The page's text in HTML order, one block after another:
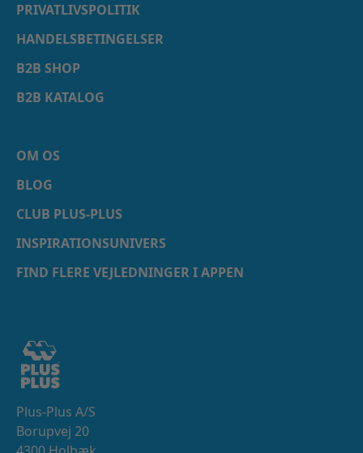
Plus-Plus A/S
Borupvej 20
PRIVATLIVSPOLITIK
HANDELSBETINGELSER
B2B SHOP
B2B KATALOG
OM OS
BLOG
CLUB PLUS-PLUS
INSPIRATIONSUNIVERS
FIND FLERE VEJLEDNINGER I APPEN